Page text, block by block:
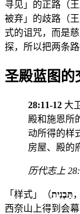
寻见」的正路（
被弃」的歧路（
式的诅咒，而是
探，所以把两条路
圣殿蓝图的
28:11-12 大
殿和施恩所
动所得的样
房屋、殿的
历代志上
「样式」（תַּבְנִית，
西奈山上得到会